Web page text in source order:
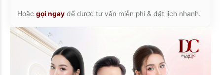
Hoặc gọi ngay để được tư vấn miễn phí & đặt lịch nhanh.